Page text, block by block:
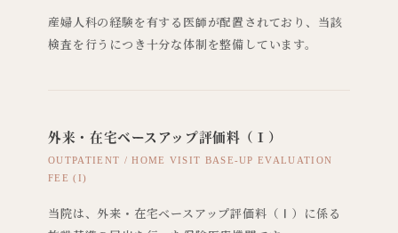
産婦人科の経験を有する医師が配置されており、当該
検査を行うにつき十分な体制を整備しています。
外来・在宅ベースアップ評価料（Ⅰ）
OUTPATIENT / HOME VISIT BASE-UP EVALUATION
FEE (I)
当院は、外来・在宅ベースアップ評価料（Ⅰ）に係る